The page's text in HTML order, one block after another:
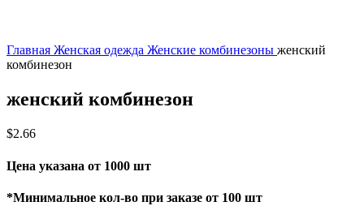
Главная Женская одежда Женские комбинезоны женский
комбинезон
женский комбинезон
$2.66
Цена указана от 1000 шт
*Минимальное кол-во при заказе от 100 шт